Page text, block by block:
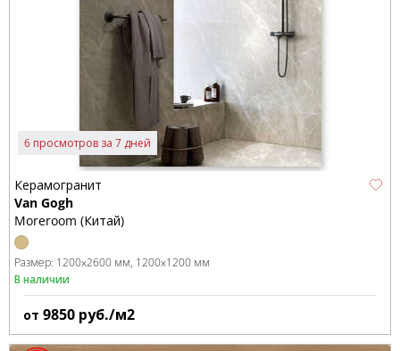
6 просмотров за 7 дней
Керамогранит
Van Gogh
Moreroom (Китай)
Размер: 1200x2600 мм 1200x1200 мм
В наличии
от 9850 руб./м2